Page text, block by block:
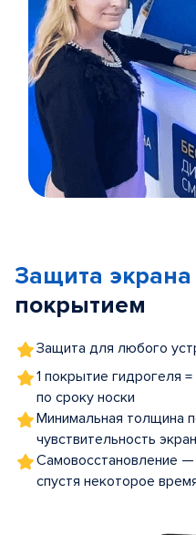
5
Защита экрана
покрытием
Защита для любого
1 покрытие гидрогеля
по сроку носки
Минимальная толщина
чувствительность
Самовосстановление
спустя некоторое